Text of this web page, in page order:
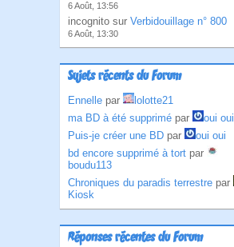
6 Août, 13:56
incognito sur Verbidouillage n° 800
6 Août, 13:30
Sujets récents du Forum
Ennelle par
lolotte21
ma BD à été supprimé par
oui oui
Puis-je créer une BD par
oui oui
bd encore supprimé à tort par
boudu113
Chroniques du paradis terrestre par
Kiosk
Réponses récentes du Forum